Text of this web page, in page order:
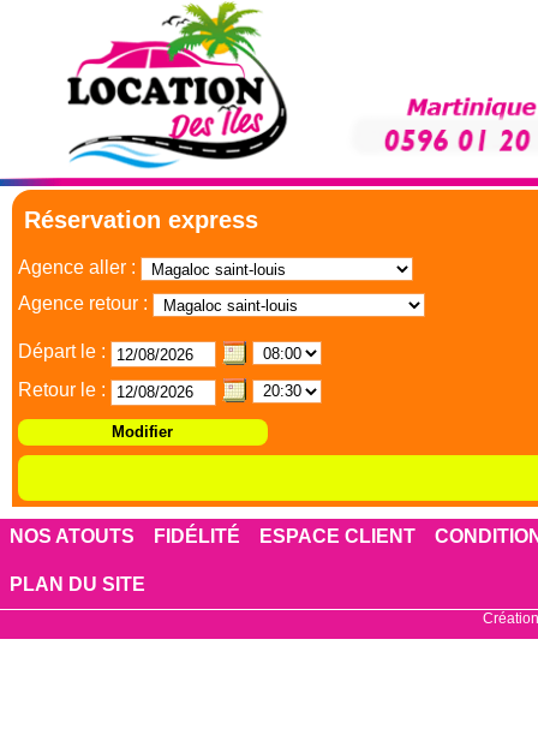
Réservation express
Agence aller :
Agence retour :
Départ le :
Retour le :
Modifier
NOS ATOUTS FIDÉLITÉ ESPACE CLIENT
PLAN DU SITE